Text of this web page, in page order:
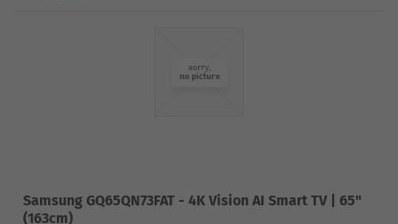
Samsung GQ65QN73FAT - 4K Vision AI Smart TV | 65"
(163cm)